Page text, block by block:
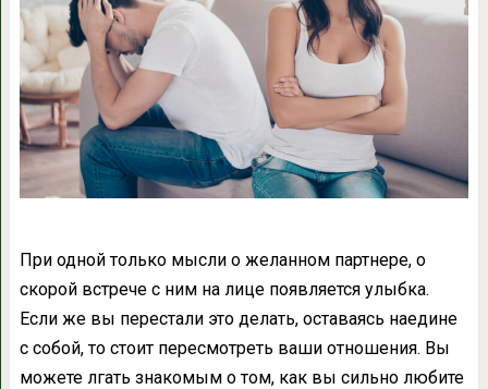
При одной только мысли о желанном партнере, о
скорой встрече с ним на лице появляется улыбка.
Если же вы перестали это делать, оставаясь наедине
с собой, то стоит пересмотреть ваши отношения. Вы
можете лгать знакомым о том, как вы сильно любите